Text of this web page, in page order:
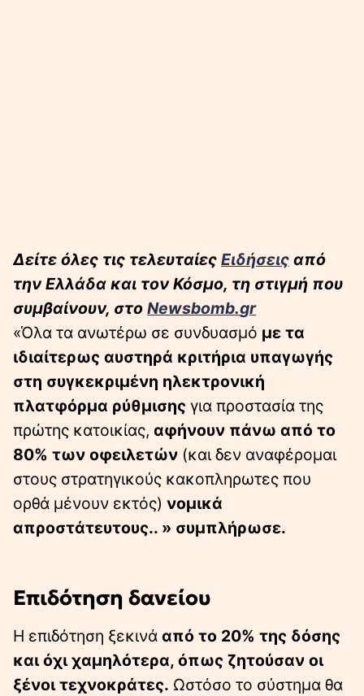
Δείτε όλες τις τελευταίες Ειδήσεις από
την Ελλάδα και τον Κόσμο, τη στιγμή που
συμβαίνουν, στο Newsbomb.gr
«Όλα τα ανωτέρω σε συνδυασμό με τα
ιδιαίτερως αυστηρά κριτήρια υπαγωγής
στη συγκεκριμένη ηλεκτρονική
πλατφόρμα ρύθμισης για προστασία της
πρώτης κατοικίας, αφήνουν πάνω από το
80% των οφειλετών (και δεν αναφέρομαι
στους στρατηγικούς κακοπληρωτες που
ορθά μένουν εκτός) νομικά
απροστάτευτους.. » συμπλήρωσε.
Επιδότηση δανείου
Η επιδότηση ξεκινά από το 20% της δόσης
και όχι χαμηλότερα, όπως ζητούσαν οι
ξένοι τεχνοκράτες. Ωστόσο το σύστημα θα